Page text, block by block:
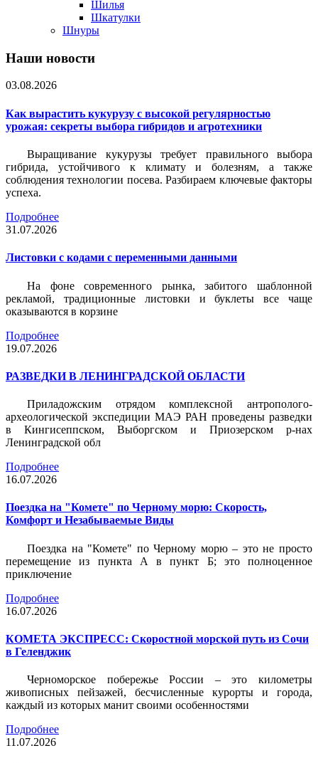
Шилья
Шкатулки
Шнуры
Наши новости
03.08.2026
Как вырастить кукурузу с высокой регулярностью
урожая: секреты выбора гибридов и агротехники
Выращивание кукурузы требует правильного выбора
гибрида, устойчивого к климату и болезням, а также
соблюдения технологии посева. Разбираем ключевые факторы
успеха.
Подробнее
31.07.2026
Листовки c кодами с переменными данными
На фоне современного рынка, забитого шаблонной
рекламой, традиционные листовки и буклеты все чаще
оказываются в корзине
Подробнее
19.07.2026
РАЗВЕДКИ В ЛЕНИНГРАДСКОЙ ОБЛАСТИ
Приладожским отрядом комплексной антрополого-
археологической экспедиции МАЭ РАН проведены разведки
в Кингисеппском, Выборгском и Приозерском р-нах
Ленинградской обл
Подробнее
16.07.2026
Поездка на "Комете" по Черному морю: Скорость,
Комфорт и Незабываемые Виды
Поездка на "Комете" по Черному морю – это не просто
перемещение из пункта А в пункт Б; это полноценное
приключение
Подробнее
16.07.2026
КОМЕТА ЭКСПРЕСС: Скоростной морской путь из Сочи
в Геленджик
Черноморское побережье России – это километры
живописных пейзажей, бесчисленные курорты и города,
каждый из которых манит своими особенностями
Подробнее
11.07.2026